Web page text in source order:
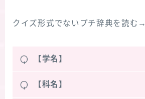
クイズ形式でないプチ辞典を読む→
Q 【学名】
Q 【科名】